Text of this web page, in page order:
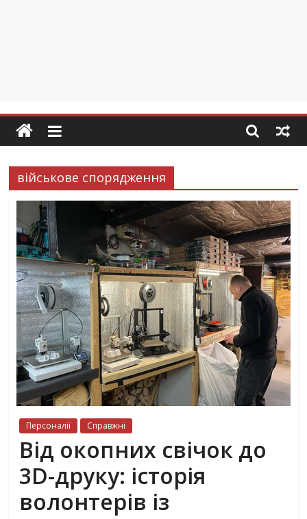
військове спорядження
Персоналії Справжні
Від окопних свічок до
3D-друку: історія
волонтерів із